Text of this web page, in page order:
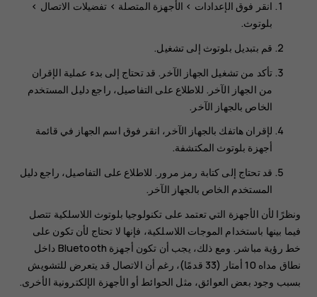
انقر فوق الإعدادات > الأجهزة المتصلة > تفضيلات الاتصال >
بلوتوث.
قم بتبديل بلوتوث إلى تشغيل.
تأكد من تشغيل الجهاز الآخر. قد تحتاج إلى بدء عملية الإقران
من الجهاز الآخر. للاطلاع على التفاصيل، راجع دليل المستخدم
الخاص بالجهاز الآخر.
لإقران هاتفك بالجهاز الآخر، انقر فوق اسم الجهاز في قائمة
أجهزة بلوتوث المكتشفة.
قد تحتاج إلى كتابة رمز مرور. للاطلاع على التفاصيل، راجع دليل
المستخدم الخاص بالجهاز الآخر.
ونظرًا لأن الأجهزة التي تعتمد على تكنولوجيا بلوتوث اللاسلكية تتصل
فيما بينها باستخدام الموجات اللاسلكية، فإنها لا تحتاج لأن تكون على
خط رؤية مباشر. ومع ذلك، يجب أن تكون أجهزة Bluetooth داخل
نطاق مداه 10 أمتار (33 قدمًا)، رغم أن الاتصال قد يتعرض للتشويش
بسبب وجود بعض العوائق، مثل الحوائط أو الأجهزة الإلكترونية الأخرى.